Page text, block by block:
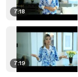
7:18
7:19